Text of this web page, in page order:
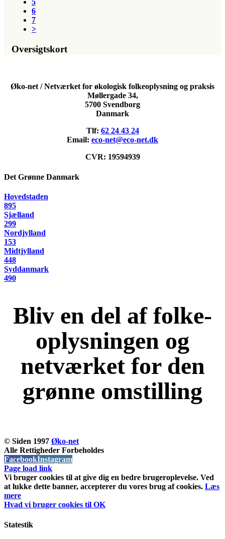
5
6
7
>
Oversigtskort
Øko-net / Netværket for økologisk folkeoplysning og praksis
Møllergade 34,
5700 Svendborg
Danmark
Tlf: 62 24 43 24
Email: eco-net@eco-net.dk
CVR: 19594939
Det Grønne Danmark
Hovedstaden
895
Sjælland
299
Nordjylland
153
Midtjylland
448
Syddanmark
490
Bliv en del af folke-
oplysningen og
netværket for den
grønne omstilling
© Siden 1997 Øko-net
Alle Rettigheder Forbeholdes
FacebookInstagram
Page load link
Vi bruger cookies til at give dig en bedre brugeroplevelse. Ved
at lukke dette banner, accepterer du vores brug af ​​cookies. Læs
mere
Hvad vi bruger cookies til OK
Statestik